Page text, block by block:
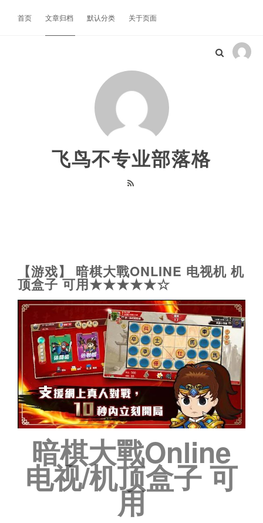
飞鸟不专业部落格
首页 文章归档 默认分类 关于页面
【游戏】 暗棋大戰ONLINE 电视机 机
顶盒子 可用★★★★★☆
暗棋大戰Online
电视/机顶盒子 可
用